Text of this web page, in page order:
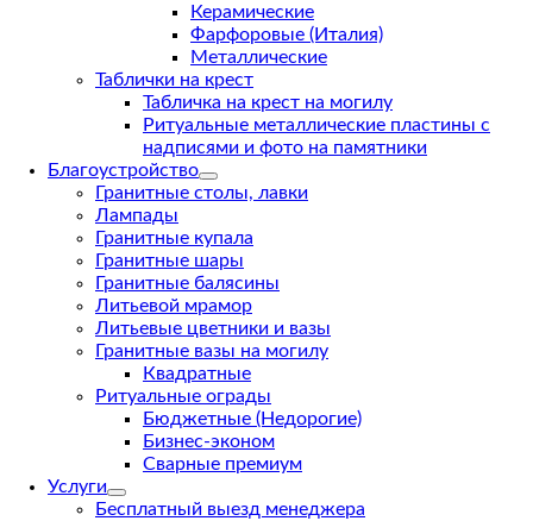
Керамические
Фарфоровые (Италия)
Металлические
Таблички на крест
Табличка на крест на могилу
Ритуальные металлические пластины с
надписями и фото на памятники
Благоустройство
Гранитные столы, лавки
Лампады
Гранитные купала
Гранитные шары
Гранитные балясины
Литьевой мрамор
Литьевые цветники и вазы
Гранитные вазы на могилу
Квадратные
Ритуальные ограды
Бюджетные (Недорогие)
Бизнес-эконом
Сварные премиум
Услуги
Бесплатный выезд менеджера